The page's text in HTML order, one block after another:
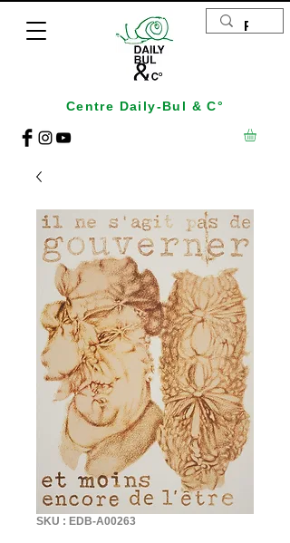
Centre Daily-Bul & C°
SKU : EDB-A00263